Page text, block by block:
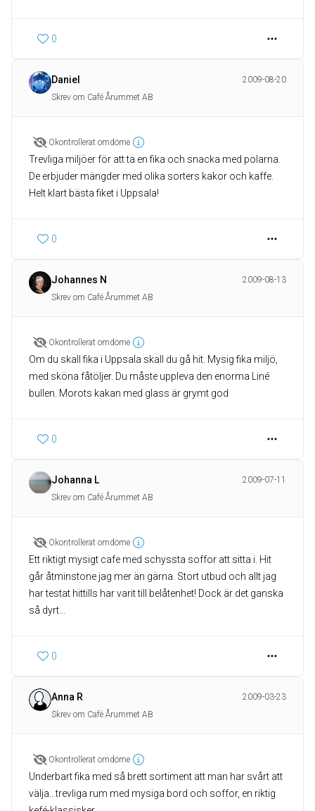
0
Daniel
2009-08-20
Skrev om Café Årummet AB
Okontrollerat omdöme
Trevliga miljöer för att ta en fika och snacka med polarna.
De erbjuder mängder med olika sorters kakor och kaffe.
Helt klart bästa fiket i Uppsala!
0
Johannes N
2009-08-13
Skrev om Café Årummet AB
Okontrollerat omdöme
Om du skall fika i Uppsala skall du gå hit. Mysig fika miljö,
med sköna fåtöljer. Du måste uppleva den enorma Liné
bullen. Morots kakan med glass är grymt god
0
Johanna L
2009-07-11
Skrev om Café Årummet AB
Okontrollerat omdöme
Ett riktigt mysigt cafe med schyssta soffor att sitta i. Hit
går åtminstone jag mer än gärna. Stort utbud och allt jag
har testat hittills har varit till belåtenhet! Dock är det ganska
så dyrt...
0
Anna R
2009-03-23
Skrev om Café Årummet AB
Okontrollerat omdöme
Underbart fika med så brett sortiment att man har svårt att
välja...trevliga rum med mysiga bord och soffor, en riktig